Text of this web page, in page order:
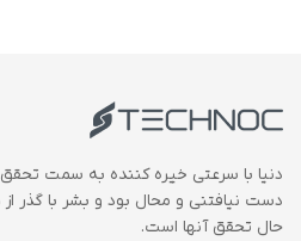
دنیا با سرعتی خیره کننده به سمت تحقق
دست نیافتنی و محال بود و بشر با گذر
حال تحقق آنها است.